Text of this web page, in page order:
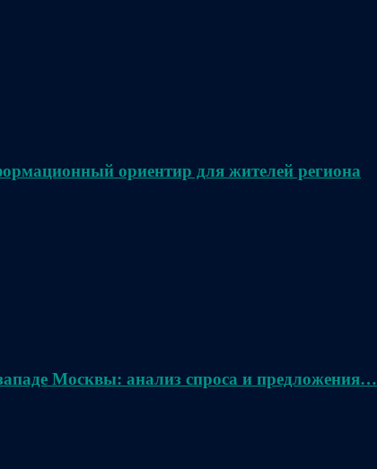
ориентир для жителей региона
Москвы: анализ спроса и предложения…